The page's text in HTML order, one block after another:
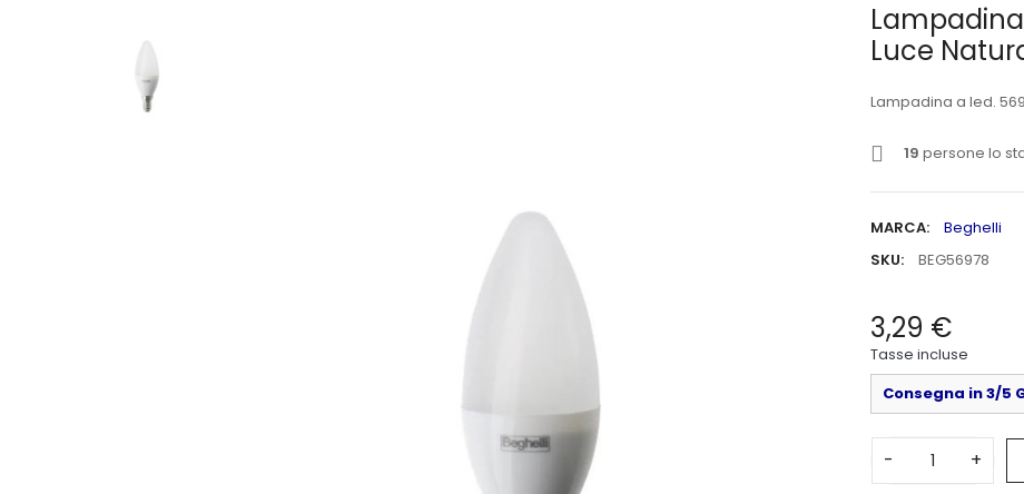
Lampadina
Luce
Lampadina a led.
19 persone lo
MARCA:
Beghelli
SKU:
BEG56978
3,29 €
Tasse incluse
Consegna in 3/5
- +